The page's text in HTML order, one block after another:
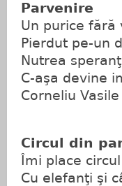
Parvenire
Un purice fără
Pierdut pe-un
Nutrea
C-aşa devine
Corneliu Vasile
Circul din
Îmi place
Cu elefanţi şi